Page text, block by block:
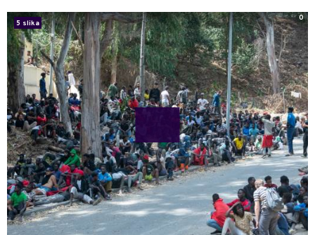
5 slika
0